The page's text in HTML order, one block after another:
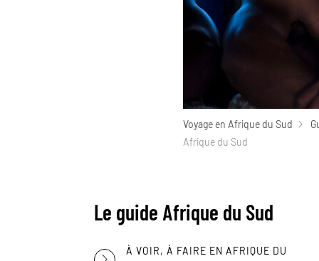
Voyage en Afrique du Sud
Afrique du Sud
Le guide Afrique du Sud
À VOIR, À FAIRE EN AFRIQUE DU